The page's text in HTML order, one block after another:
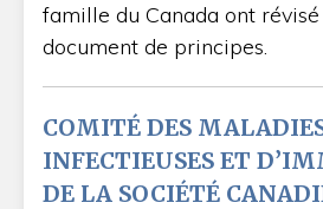
famille du Canada ont
document de principes.
COMITÉ DES
INFECTIEUSES ET
DE LA SOCIÉTÉ